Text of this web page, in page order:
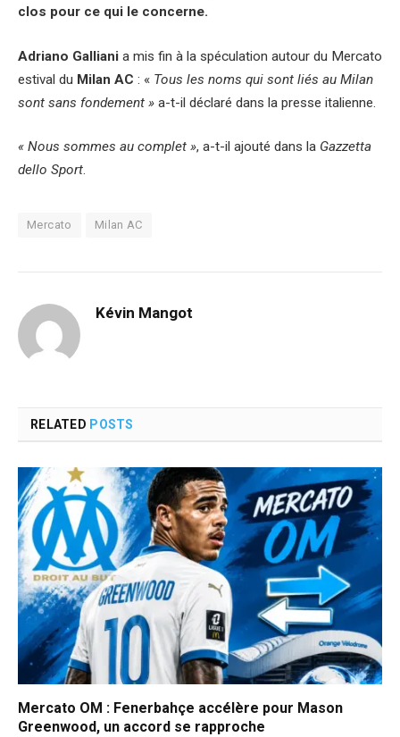
clos pour ce qui le concerne.
Adriano Galliani a mis fin à la spéculation autour du Mercato
estival du Milan AC : « Tous les noms qui sont liés au Milan
sont sans fondement » a-t-il déclaré dans la presse italienne.
« Nous sommes au complet », a-t-il ajouté dans la Gazzetta
dello Sport.
Mercato Milan AC
Kévin Mangot
RELATED POSTS
Mercato OM : Fenerbahçe accélère pour Mason
Greenwood, un accord se rapproche